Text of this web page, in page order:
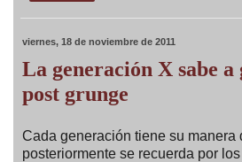
viernes, 18 de noviembre de 2011
La generación X sabe
post grunge
Cada generación tiene su manera
posteriormente se recuerda por